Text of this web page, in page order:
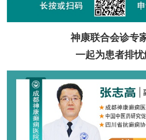
神康联合会诊专
一起为患者排